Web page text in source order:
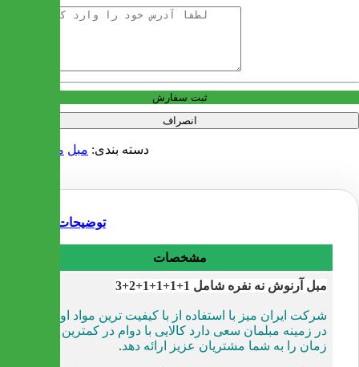
ثبت سفارش
انصراف
دسته بندی: مبل مبل کلاسیک
توضیحات
مشخصات
مبل آرنوش نه نفره شامل 1+1+1+1+2+3
شرکت ایران میز با استفاده از با کیفیت ترین مواد اولیه
در زمینه مبلمان سعی دارد کالایی با دوام در کمترین
زمان را به شما مشتریان عزیز ارائه دهد.